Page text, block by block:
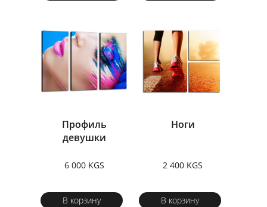
Профиль
девушки
6 000 KGS
В корзину
Ноги
2 400 KGS
В корзину